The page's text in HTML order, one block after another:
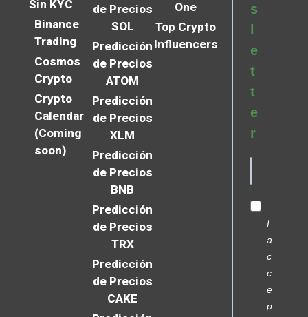
Sin KYC
Binance
Trading
Cosmos
Crypto
Crypto
Calendar
(Coming
soon)
de Precios
SOL
Predicción
de Precios
ATOM
Predicción
de Precios
XLM
Predicción
de Precios
BNB
Predicción
de Precios
TRX
Predicción
de Precios
CAKE
One
Top Crypto
Influencers
s
l
e
t
t
e
r
I
a
c
c
e
p